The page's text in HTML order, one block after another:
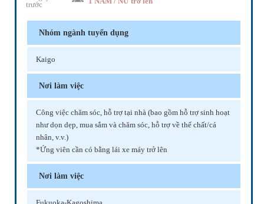
trước
Nhóm ngành tuyển dụng
Kaigo
Nơi làm việc
Công việc chăm sóc, hỗ trợ tại nhà (bao gồm hỗ trợ sinh hoạt
như dọn dẹp, mua sắm và chăm sóc, hỗ trợ về thể chất/cá
nhân, v.v.)
*Ứng viên cần có bằng lái xe máy trở lên
Nơi làm việc